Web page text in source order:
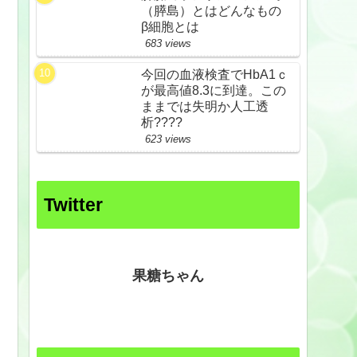
（膵島）とはどんなもの
β細胞とは
683 views
今回の血液検査でHbA1ｃ
が最高値8.3に到達。この
ままでは失明か人工透
析????
623 views
Twitter
果糖ちゃん